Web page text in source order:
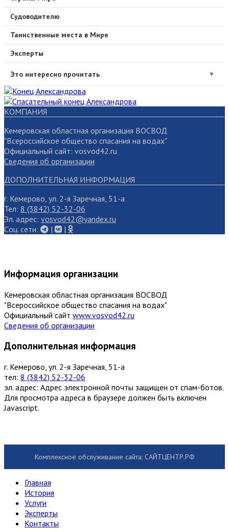
Судоводителю
Таинственные места в Мире
Эксперты
Это интересно прочитать ▼
КОМПАНИЯ
Кемеровская областная организация ВОСВОД
"Всероссийское общество спасания на водах"
Официальный сайт: vosvod42.ru
Сведения об организации
ДОПОЛНИТЕЛЬНАЯ ИНФОРМАЦИЯ
г. Кемерово, ул. 2-я Заречная, 51-а
Тел: 8 (3842) 52-32-06
Эл. адрес: vosvod42@yandex.ru
Cоц. сети:
| |
Информация организации
Кемеровская областная организация ВОСВОД
"Всероссийское общество спасания на водах"
Официальный сайт www.vosvod42.ru
Сведения об организации
Дополнительная информация
г. Кемерово, ул. 2-я Заречная, 51-а
тел: 8 (3842) 52-32-06
эл. адрес: Адрес электронной почты защищен от спам-ботов.
Для просмотра адреса в браузере должен быть включен
Javascript.
Комплексное обслуживание сайта: САЙТЦЕНТР.РФ
Главная
История
Услуги
Эксперты
Контакты